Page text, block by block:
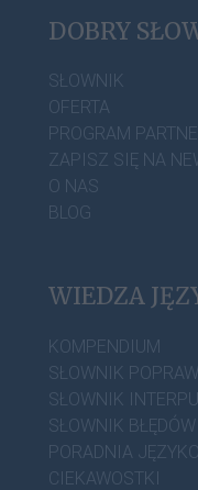
DOBRY
SŁOWNIK
OFERTA
PROGRAM
ZAPISZ SIĘ NA
O NAS
BLOG
WIEDZA
KOMPENDIUM
SŁOWNIK
SŁOWNIK
SŁOWNIK
PORADNIA
CIEKAWOSTKI